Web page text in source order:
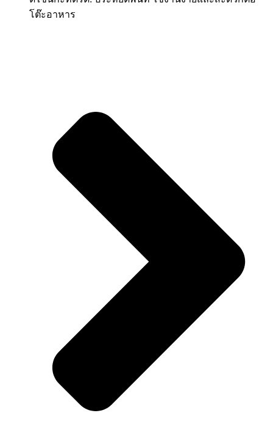
โต๊ะอาหาร